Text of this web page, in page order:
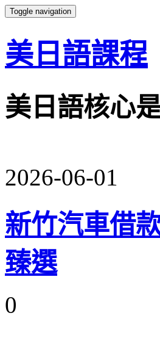
Toggle navigation
美日語課程
美日語核心
2026-06-01
新竹汽車借
臻選
0